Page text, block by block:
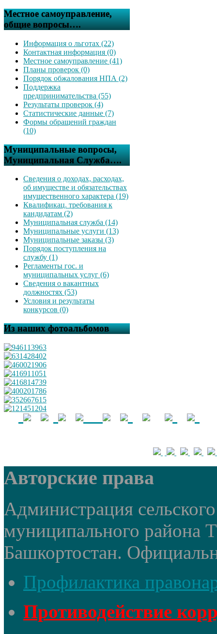
Местное самоуправление,
общие вопросы….
Информация о льготах (22)
Контактная информация (0)
Местное самоуправление (41)
Планы проверок (0)
Порядок обжалования НПА (2)
Поддержка
предпринимательства (55)
Результаты проверок (4)
Статистические данные (7)
Формы обращений граждан
(10)
Муниципальные вопросы,
Муниципальная Служба….
Сведения о доходах, расходах,
об имуществе и обязательствах
имущественного характера (19)
Квалификац. требования к
кандидатам (2)
Муниципальная служба (14)
Муниципальные услуги (13)
Муниципальные заказы (3)
Порядок поступления на
службу (1)
Регламенты гос. и
муниципальных услуг (6)
Сведения о вакантных
должностях (53)
Условия и результаты
конкурсов (0)
Из наших фотоальбомов
Авторские права
Администрация
муниципального района
Башкортостан.
Профилактика
Противодействие